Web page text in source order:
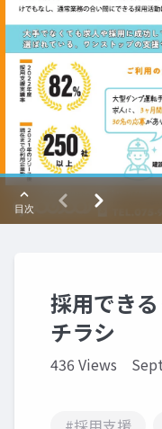
採用でき
チラシ
436 Views